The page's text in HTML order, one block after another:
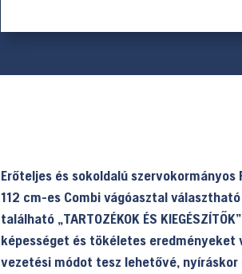
Erőteljes és sokoldalú
112 cm-es Combi vágóasztal
található „TARTOZÉKOK ÉS
képességet és tökéletes eredményeket
vezetési módot tesz lehetővé,